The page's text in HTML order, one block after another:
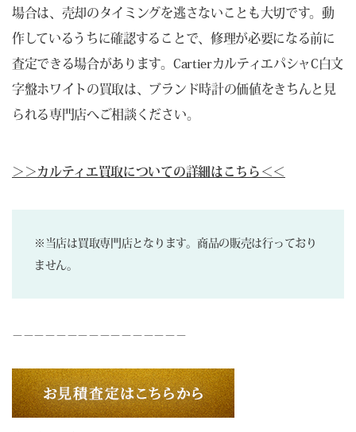
場合は、売却のタイミングを逃さないことも大切です。動
作しているうちに確認することで、修理が必要になる前に
査定できる場合があります。CartierカルティエパシャC白文
字盤ホワイトの買取は、ブランド時計の価値をきちんと見
られる専門店へご相談ください。
＞＞カルティエ買取についての詳細はこちら＜＜
※当店は買取専門店となります。商品の販売は行っており
ません。
－－－－－－－－－－－－－－－－